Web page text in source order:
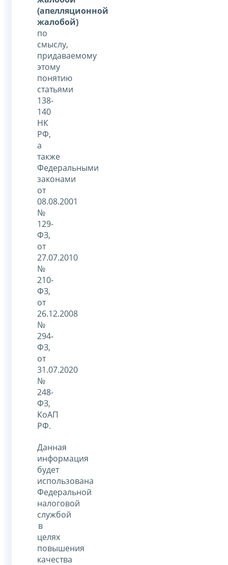
(апелляционной
жалобой)
по
смыслу,
придаваемому
этому
понятию
статьями
138-
140
НК
РФ,
а
также
Федеральными
законами
от
08.08.2001
№
129-
ФЗ,
от
27.07.2010
№
210-
ФЗ,
от
26.12.2008
№
294-
ФЗ,
от
31.07.2020
№
248-
ФЗ,
КоАП
РФ.
Данная
информация
будет
использована
Федеральной
налоговой
службой
в
целях
повышения
качества